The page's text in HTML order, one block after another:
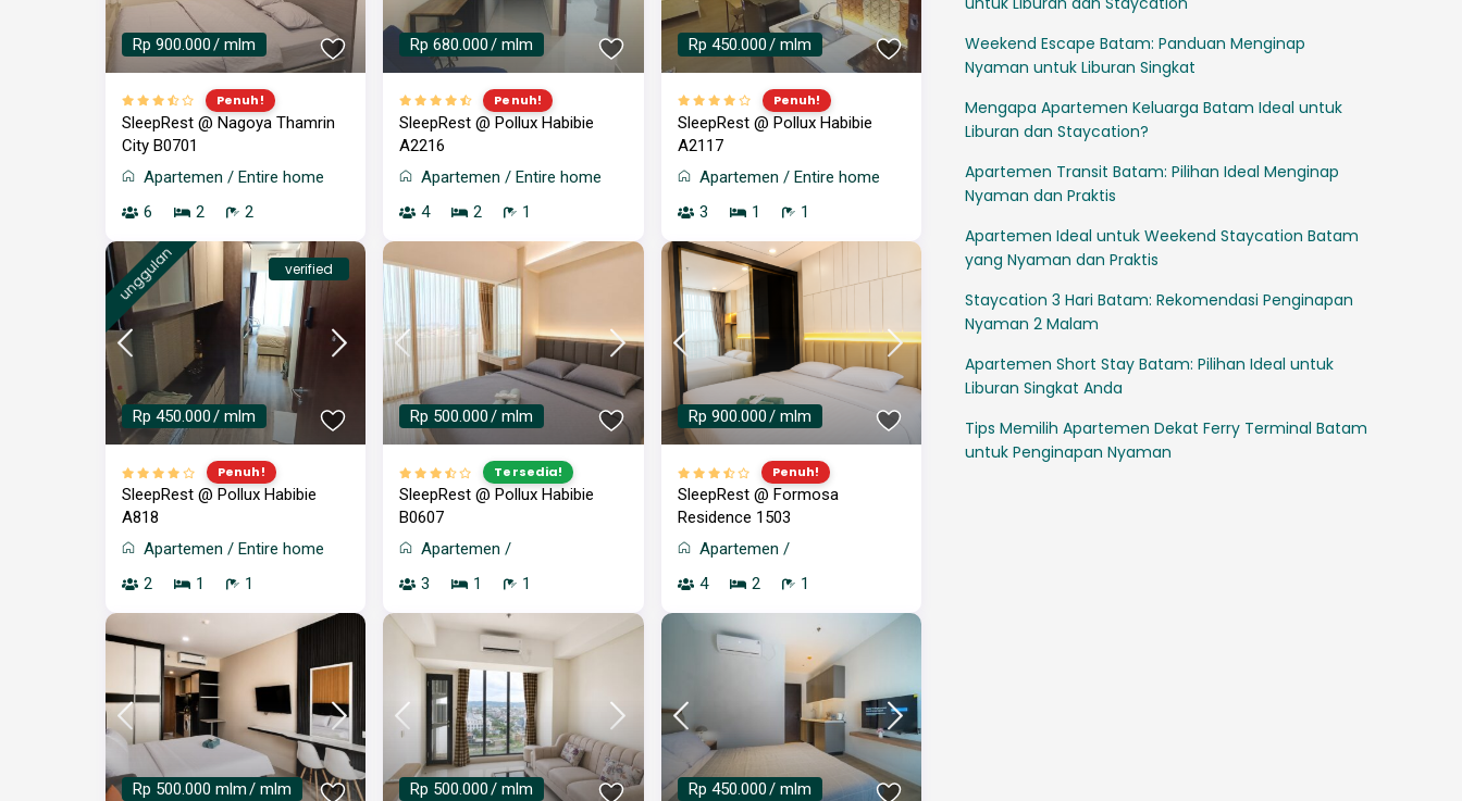
Rp 900.000/ mlm
Penuh!
SleepRest @ Nagoya Thamrin
City B0701
Apartemen / Entire home
6
2 2
Rp 680.000/ mlm
Penuh!
SleepRest @ Pollux Habibie
A2216
Apartemen /Entire home
4
2 1
Rp 450.000/ mlm
Penuh!
SleepRest @ Pollux Habibie
A2117
Apartemen / Entire home
3
1 1
Rp 450.000/ mlm
unggulan verified
Penuh!
SleepRest @ Pollux Habibie
A818
Apartemen / Entire home
2
1 1
Rp 500.000/ mlm
Tersedia!
SleepRest @ Pollux Habibie
B0607
Apartemen /
3
1 1
Rp 900.000/ mlm
Penuh!
SleepRest @ Formosa
Residence 1503
Apartemen /
4
2 1
Rp 500.000 mlm/ mlm Rp 500.000/ mlm Rp 450.000/ mlm
Weekend Escape Batam: Panduan Menginap
Nyaman untuk Liburan Singkat
Mengapa Apartemen Keluarga Batam Ideal untuk
Liburan dan Staycation?
Apartemen Transit Batam: Pilihan Ideal Menginap
Nyaman dan Praktis
Apartemen Ideal untuk Weekend Staycation Batam
yang Nyaman dan Praktis
Staycation 3 Hari Batam: Rekomendasi Penginapan
Nyaman 2 Malam
Apartemen Short Stay Batam: Pilihan Ideal untuk
Liburan Singkat Anda
Tips Memilih Apartemen Dekat Ferry Terminal Batam
untuk Penginapan Nyaman